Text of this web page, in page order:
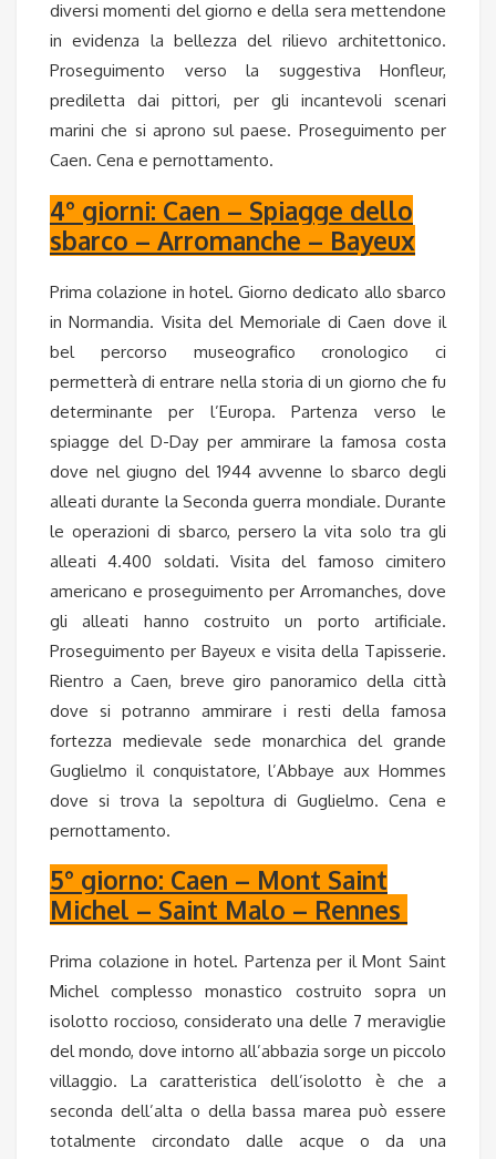
diversi momenti del giorno e della sera mettendone
in evidenza la bellezza del rilievo architettonico.
Proseguimento verso la suggestiva Honfleur,
prediletta dai pittori, per gli incantevoli scenari
marini che si aprono sul paese. Proseguimento per
Caen. Cena e pernottamento.
4° giorni: Caen – Spiagge dello
sbarco – Arromanche – Bayeux
Prima colazione in hotel. Giorno dedicato allo sbarco
inNormandia. Visita del Memoriale diCaen dove il
bel percorso museografico cronologico ci
permetterà di entrare nella storia di un giorno che fu
determinante per l’Europa. Partenza verso le
spiagge del D-Day per ammirare la famosa costa
dove nel giugno del 1944 avvenne lo sbarco degli
alleati durante la Seconda guerra mondiale. Durante
le operazioni di sbarco, persero la vita solo tra gli
alleati 4.400 soldati. Visita del famoso cimitero
americano e proseguimento per Arromanches, dove
gli alleati hanno costruito un porto artificiale.
Proseguimento per Bayeux e visita della Tapisserie.
Rientro a Caen, breve giro panoramico della città
dove si potranno ammirare i resti della famosa
fortezza medievale sede monarchica del grande
Guglielmo il conquistatore, l’Abbaye aux Hommes
dove si trova la sepoltura di Guglielmo.Cena e
pernottamento.
5° giorno: Caen – Mont Saint
Michel – Saint Malo – Rennes
Prima colazione in hotel. Partenza per il Mont Saint
Michel complesso monastico costruito sopra un
isolotto roccioso, considerato una delle 7 meraviglie
del mondo, dove intorno all’abbazia sorge un piccolo
villaggio. La caratteristica dell’isolotto è che a
seconda dell’alta o della bassa marea può essere
totalmente circondato dalle acque o da una